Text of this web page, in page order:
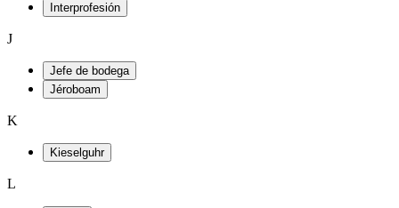
Interprofesión
J
Jefe de bodega
Jéroboam
K
Kieselguhr
L